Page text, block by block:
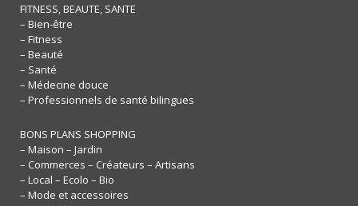
FITNESS, BEAUTE, SANTE
– Bien-être
– Fitness
– Beauté
– Santé
– Médecine douce
– Professionnels de santé bilingues
BONS PLANS SHOPPING
– Maison – Jardin
– Commerces – Créateurs – Artisans
– Local – Ecolo – Bio
– Mode et accessoires